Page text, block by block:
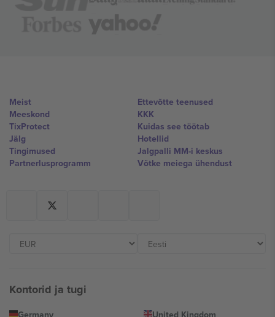
Meist
Meeskond
TixProtect
Jälg
Tingimused
Partnerlusprogramm
Ettevõtte teenused
KKK
Kuidas see töötab
Hotellid
Jalgpalli MM-i keskus
Võtke meiega ühendust
Kontorid ja tugi
Germany
United Kingdom